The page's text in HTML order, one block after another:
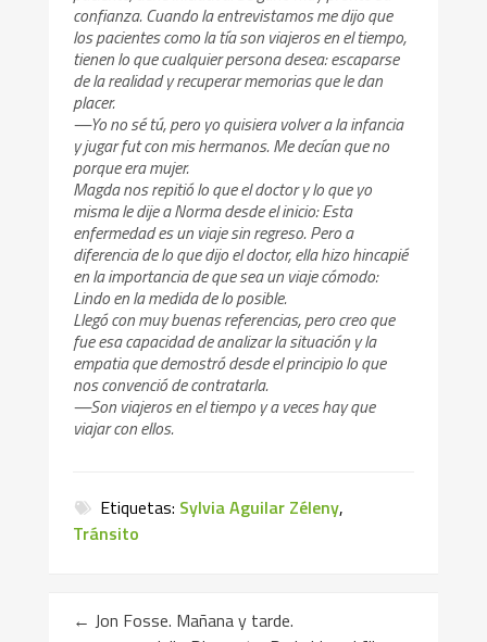
confianza. Cuando la entrevistamos me dijo que
los pacientes como la tía son viajeros en el tiempo,
tienen lo que cualquier persona desea: escaparse
de la realidad y recuperar memorias que le dan
placer.
—Yo no sé tú, pero yo quisiera volver a la infancia
y jugar fut con mis hermanos. Me decían que no
porque era mujer.
Magda nos repitió lo que el doctor y lo que yo
misma le dije a Norma desde el inicio: Esta
enfermedad es un viaje sin regreso. Pero a
diferencia de lo que dijo el doctor, ella hizo hincapié
en la importancia de que sea un viaje cómodo:
Lindo en la medida de lo posible.
Llegó con muy buenas referencias, pero creo que
fue esa capacidad de analizar la situación y la
empatia que demostró desde el principio lo que
nos convenció de contratarla.
—Son viajeros en el tiempo y a veces hay que
viajar con ellos.
Etiquetas: Sylvia Aguilar Zéleny,
Tránsito
← Jon Fosse. Mañana y tarde.